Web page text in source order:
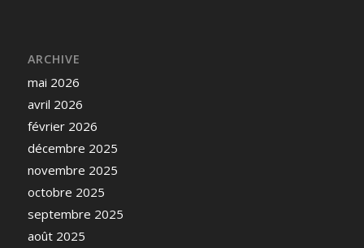
ARCHIVE
mai 2026
avril 2026
février 2026
décembre 2025
novembre 2025
octobre 2025
septembre 2025
août 2025